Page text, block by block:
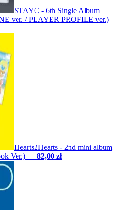
STAYC - 6th Single Album
ver. / PLAYER PROFILE ver.)
Hearts2Hearts - 2nd mini album
Ver.) — 82,00 zł